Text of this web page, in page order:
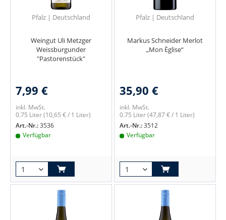
Pfalz | Deutschland
Weingut Uli Metzger
Weissburgunder
"Pastorenstück"
7,99 €
inkl. MwSt.
0.75 Liter(10,65 € / 1 Liter)
Art.-Nr.:3536
Verfügbar
Pfalz | Deutschland
Markus Schneider Merlot
„Mon Èglise“
35,90 €
inkl. MwSt.
0.75 Liter(47,87 € / 1 Liter)
Art.-Nr.:3512
Verfügbar